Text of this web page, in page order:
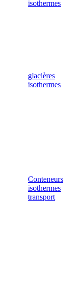
isothermes
glacières
isothermes
Conteneurs
isothermes
transport